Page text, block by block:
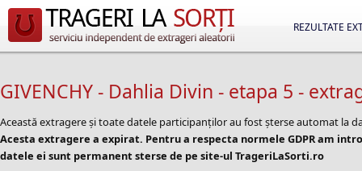
REZULTATE
GIVENCHY - Dahlia Divin - etapa 5 -
Această extragere și toate datele participanților au fost șterse automat la
Acesta extragere a expirat. Pentru a respecta normele GDPR am
datele ei sunt permanent sterse de pe site-ul TrageriLaSorti.ro